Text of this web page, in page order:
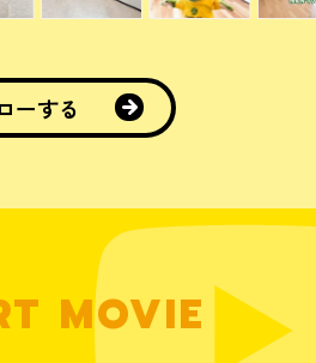
ーする
MOVIE